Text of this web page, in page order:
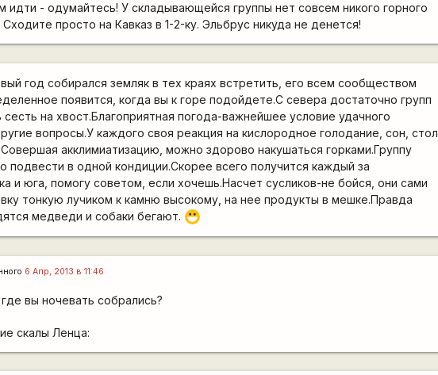
идти - одумайтесь! У складывающейся группы нет совсем никого горного
просто на Кавказ в 1-2-ку. Эльбрус никуда не денется!
год собирался земляк в тех краях встретить, его всем сообществом
появится, когда вы к горе подойдете.С севера достаточно групп
на хвост.Благоприятная погода-важнейшее условие удачного
вопросы.У каждого своя реакция на кислородное голодание, сон, стол,
акклимиатизацию, можно здорово накушаться горками.Группу
подвести в одной кондиции.Скорее всего получится каждый за
и юга, помогу советом, если хочешь.Насчет сусликов-не бойся, они сами
тонкую лучиком к камню высокому, на нее продукты в мешке.Правда
медведи и собаки бегают. :D
6 Апр, 2013 в 11:46
вы ночевать собрались?
скалы Ленца: